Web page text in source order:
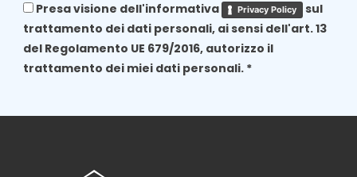
Presa visione dell'informativa Privacy Policy
sul
trattamento dei dati personali, ai sensi dell'art. 13
del Regolamento UE 679/2016, autorizzo il
trattamento dei miei dati personali. *